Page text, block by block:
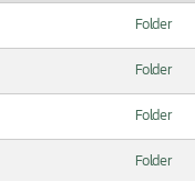
Folder
Folder
Folder
Folder